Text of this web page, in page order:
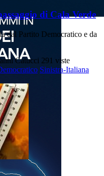
di Cala Verde
dal Partito Democratico e da
Catucci 291 viste
Sinistra-Italiana